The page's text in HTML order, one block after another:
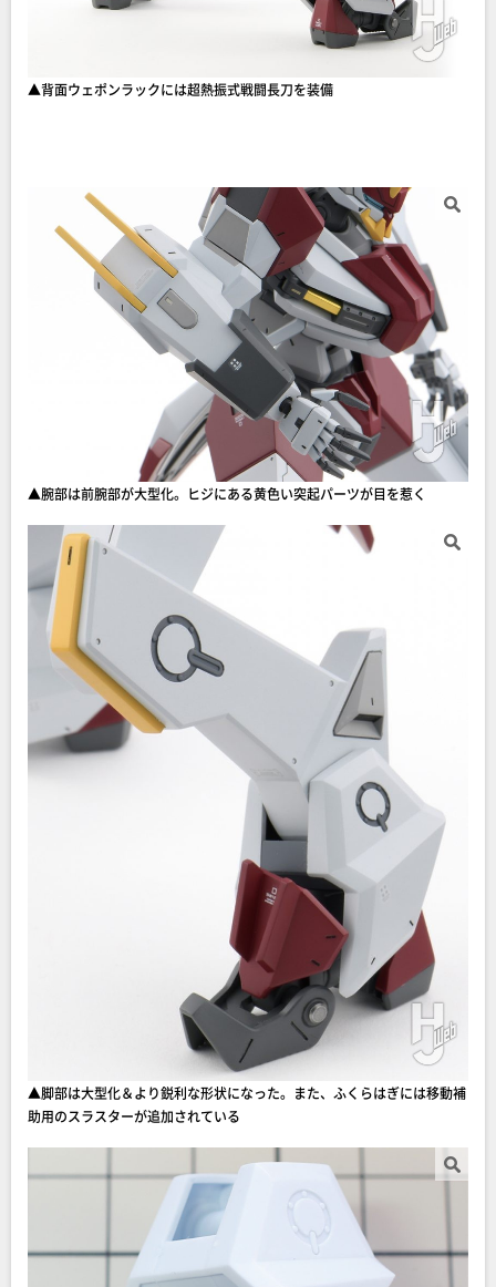
▲背面ウェポンラックには超熱振式戦闘長刀を装備
▲腕部は前腕部が大型化。ヒジにある黄色い突起パーツが目を惹く
▲脚部は大型化＆より鋭利な形状になった。また、ふくらはぎには移動補
助用のスラスターが追加されている